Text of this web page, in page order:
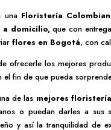
una Floristería
a domicilio,que con
flores en Bogotá, con
ofrecerle los mejores
fin de que pueda
de las mejores
o puedan darles a
y así la tranquilidad de